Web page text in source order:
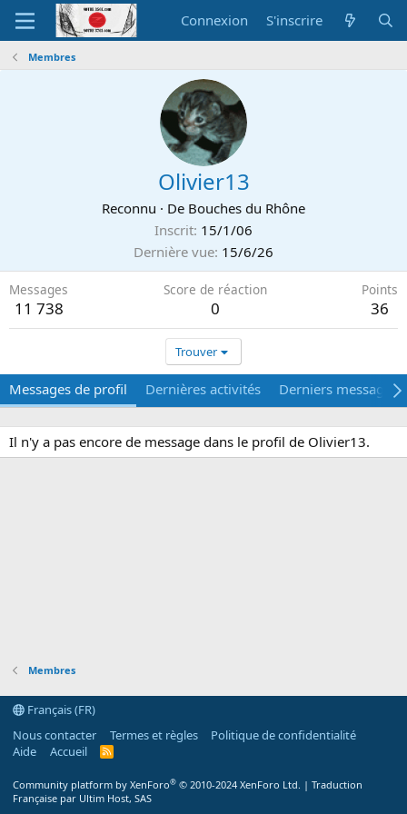
Connexion S'inscrire
Membres
Olivier13
Reconnu · De Bouches du Rhône
Inscrit 15/1/06
Dernière vue 15/6/26
Messages
11 738
Score de réaction
0
Points
36
Trouver
Messages de profil Dernières activités Derniers messages
Il n'y a pas encore de message dans le profil de Olivier13.
Membres
Français (FR)
Nous contacter
Termes et règles
Politique de confidentialité
Aide
Accueil
R
Community platform by XenForo® © 2010-2024 XenForo Ltd. | Traduction
Française par Ultim Host, SAS